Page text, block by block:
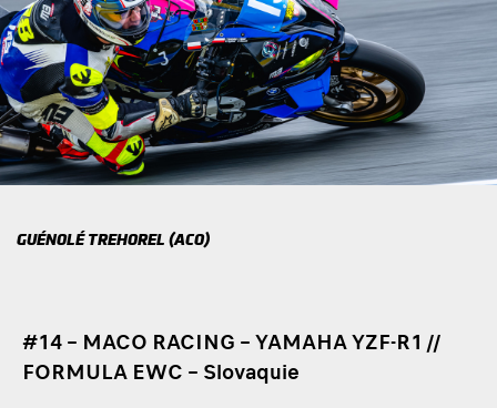
GUÉNOLÉ TREHOREL (ACO)
#14 – MACO RACING – YAMAHA YZF-R1 //
FORMULA EWC – Slovaquie